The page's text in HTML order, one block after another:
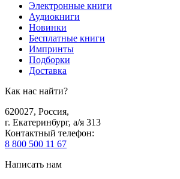
Электронные книги
Аудиокниги
Новинки
Бесплатные книги
Импринты
Подборки
Доставка
Как нас найти?
620027, Россия,
г. Екатеринбург, а/я 313
Контактный телефон:
8 800 500 11 67
Написать нам